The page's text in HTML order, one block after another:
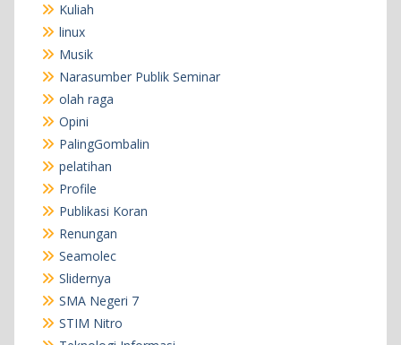
Kuliah
linux
Musik
Narasumber Publik Seminar
olah raga
Opini
PalingGombalin
pelatihan
Profile
Publikasi Koran
Renungan
Seamolec
Slidernya
SMA Negeri 7
STIM Nitro